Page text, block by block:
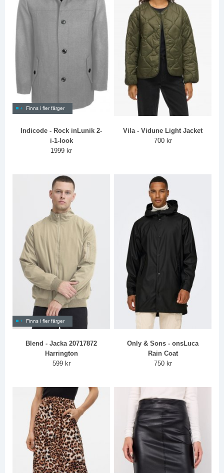
Finns i fler färger
Indicode - Rock inLunik 2-
i-1-look
1999 kr
Vila - Vidune Light Jacket
700 kr
Finns i fler färger
Blend - Jacka 20717872
Harrington
599 kr
Only & Sons - onsLuca
Rain Coat
750 kr